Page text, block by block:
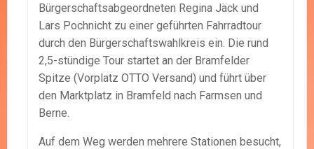
Bürgerschaftsabgeordneten Regina Jäck und
Lars Pochnicht zu einer geführten Fahrradtour
durch den Bürgerschaftswahlkreis ein. Die rund
2,5-stündige Tour startet an der Bramfelder
Spitze (Vorplatz OTTO Versand) und führt über
den Marktplatz in Bramfeld nach Farmsen und
Berne.
Auf dem Weg werden mehrere Stationen besucht,